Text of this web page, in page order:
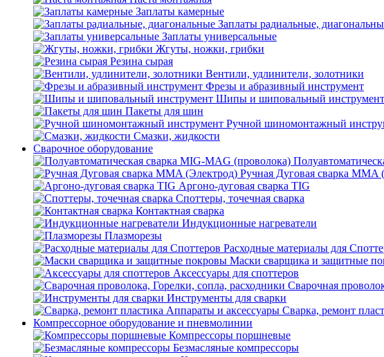
Заплаты камерные
Заплаты радиальные,
Заплаты универсальные
Жгуты, ножки, грибки
Резина сырая
Вентили, удлинители, золотники
Фрезы и абразивный инструмент
Шипы и шиповальный инструмент
Пакеты для шин
Ручной шиномонтажный
Смазки, жидкости
Сварочное оборудование
Ручная Дуговая сварка MMA
Аргоно-дуговая сварка TIG
Споттеры, точечная сварка
Контактная сварка
Индукционные нагреватели
Плазморезы
Расходные материалы для
Маски сварщика и защитные
Аксессуары для споттеров
Сварочная
Инструменты для сварки
Сварка, ремонт
Компрессорное оборудование и пневмолинии
Компрессоры поршневые
Безмасляные компрессоры